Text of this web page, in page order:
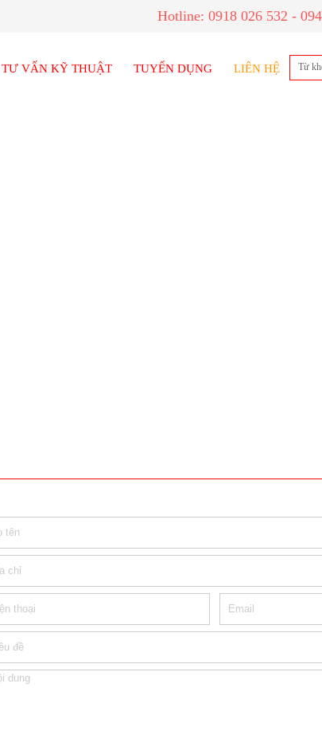
Hotline: 0918 026 532 -
TƯ VẤN KỸ THUẬT TUYỂN DỤNG LIÊN HỆ